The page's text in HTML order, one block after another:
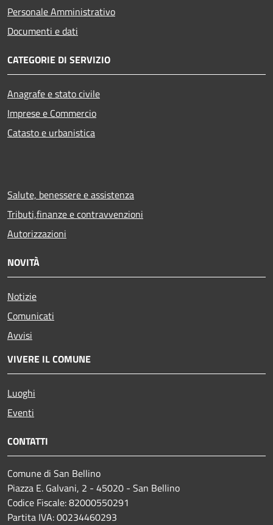
Personale Amministrativo
Documenti e dati
CATEGORIE DI SERVIZIO
Anagrafe e stato civile
Imprese e Commercio
Catasto e urbanistica
Salute, benessere e assistenza
Tributi,finanze e contravvenzioni
Autorizzazioni
NOVITÀ
Notizie
Comunicati
Avvisi
VIVERE IL COMUNE
Luoghi
Eventi
CONTATTI
Comune di San Bellino
Piazza E. Galvani, 2 - 45020 - San Bellino
Codice Fiscale: 82000550291
Partita IVA: 00234460293